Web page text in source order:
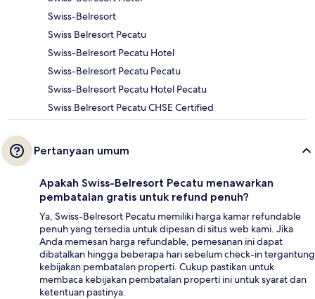
Swiss-Belresort
Swiss Belresort Pecatu
Swiss-Belresort Pecatu Hotel
Swiss-Belresort Pecatu Pecatu
Swiss-Belresort Pecatu Hotel Pecatu
Swiss Belresort Pecatu CHSE Certified
Pertanyaan umum
Apakah Swiss-Belresort Pecatu menawarkan
pembatalan gratis untuk refund penuh?
Ya, Swiss-Belresort Pecatu memiliki harga kamar refundable
penuh yang tersedia untuk dipesan di situs web kami. Jika
Anda memesan harga refundable, pemesanan ini dapat
dibatalkan hingga beberapa hari sebelum check-in tergantung
kebijakan pembatalan properti. Cukup pastikan untuk
membaca kebijakan pembatalan properti ini untuk syarat dan
ketentuan pastinya.